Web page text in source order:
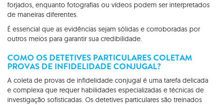
forjados, enquanto fotografias ou vídeos podem ser interpretados
de maneiras diferentes.
É essencial que as evidências sejam sólidas e corroboradas por
outros meios para garantir sua credibilidade.
COMO OS DETETIVES PARTICULARES COLETAM
PROVAS DE INFIDELIDADE CONJUGAL?
A coleta de provas de infidelidade conjugal é uma tarefa delicada
e complexa que requer habilidades especializadas e técnicas de
investigação sofisticadas. Os detetives particulares são treinados